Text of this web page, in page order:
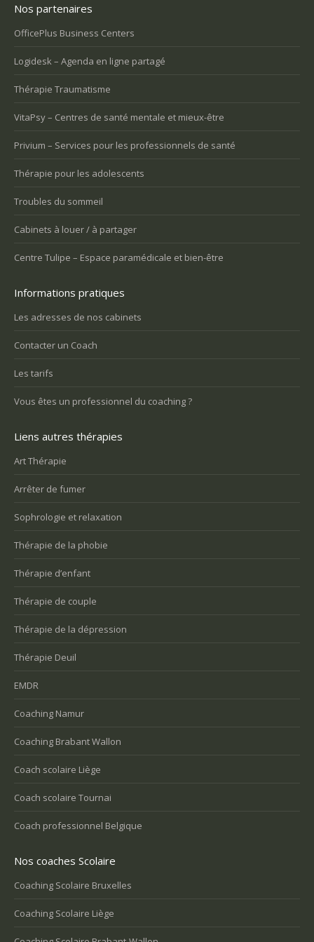
Nos partenaires
OfficePlus Business Centers
Logidesk – Agenda en ligne partagé
Thérapie Traumatisme
VitaPsy – Centres de santé mentale et mieux-être
Privium – Services pour les professionnels de santé
Thérapie pour les adolescents
Troubles du sommeil
Cabinets à louer / à partager
Centre Tulipe – Espace paramédicale et bien-être
Informations pratiques
Les adresses de nos cabinets
Contacter un Coach
Les tarifs
Vous êtes un professionnel du coaching ?
Liens autres thérapies
Art Thérapie
Arrêter de fumer
Sophrologie et relaxation
Thérapie de la phobie
Thérapie d’enfant
Thérapie de couple
Thérapie de la dépression
Thérapie Deuil
EMDR
Coaching Namur
Coaching Brabant Wallon
Coach scolaire Liège
Coach scolaire Tournai
Coach professionnel Belgique
Nos coaches Scolaire
Coaching Scolaire Bruxelles
Coaching Scolaire Liège